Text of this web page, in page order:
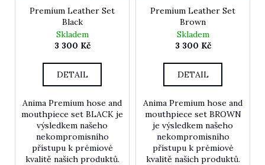
Premium Leather Set
Black
Skladem
3 300 Kč
DETAIL
Anima Premium hose and
mouthpiece set BLACK je
výsledkem našeho
nekompromisního
přístupu k prémiové
kvalitě našich produktů.
Premium Leather Set
Brown
Skladem
3 300 Kč
DETAIL
Anima Premium hose and
mouthpiece set BROWN
je výsledkem našeho
nekompromisního
přístupu k prémiové
kvalitě našich produktů.
HLEDAT